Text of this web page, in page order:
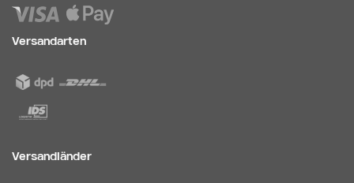
Versandarten
Versandländer